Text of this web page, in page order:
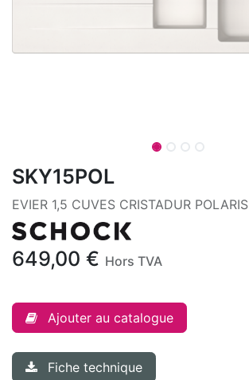
SKY15POL
EVIER 1,5 CUVES CRISTADUR POLARIS
649,00 € Hors TVA
Ajouter au catalogue
Fiche technique